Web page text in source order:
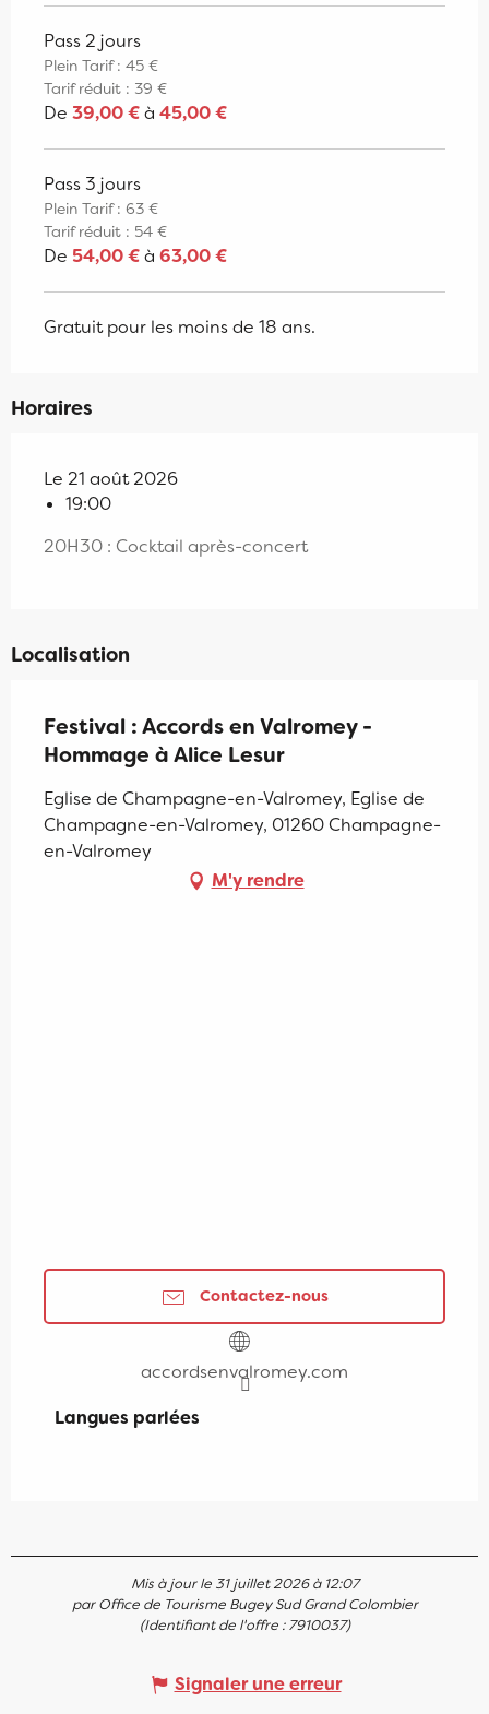
Pass 2 jours
Plein Tarif : 45 €
Tarif réduit : 39 €
De 39,00 €à 45,00 €
Pass 3 jours
Plein Tarif : 63 €
Tarif réduit : 54 €
De 54,00 €à 63,00 €
Gratuit pour les moins de 18 ans.
Horaires
Le 21 août 2026
19:00
20H30 : Cocktail après-concert
Localisation
Festival : Accords en Valromey -
Hommage à Alice Lesur
Eglise de Champagne-en-Valromey, Eglise de
Champagne-en-Valromey, 01260 Champagne-
en-Valromey
M'y rendre
Contactez-nous
accordsenvalromey.com
Langues parlées
Langues parlées
Mis à jour le 31 juillet 2026 à 12:07
par Office de Tourisme Bugey Sud Grand Colombier
(Identifiant de l'offre :7910037)
Signaler une erreur